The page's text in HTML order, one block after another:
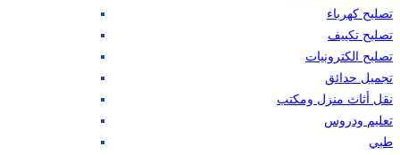
تصليح كهرباء
تصليح تكييف
تصليح الكترونيات
تجميل حدائق
نقل أثاث منزل ومكتب
تعليم ودروس
طبي